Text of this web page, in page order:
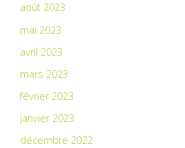
août 2023
mai 2023
avril 2023
mars 2023
février 2023
janvier 2023
décembre 2022